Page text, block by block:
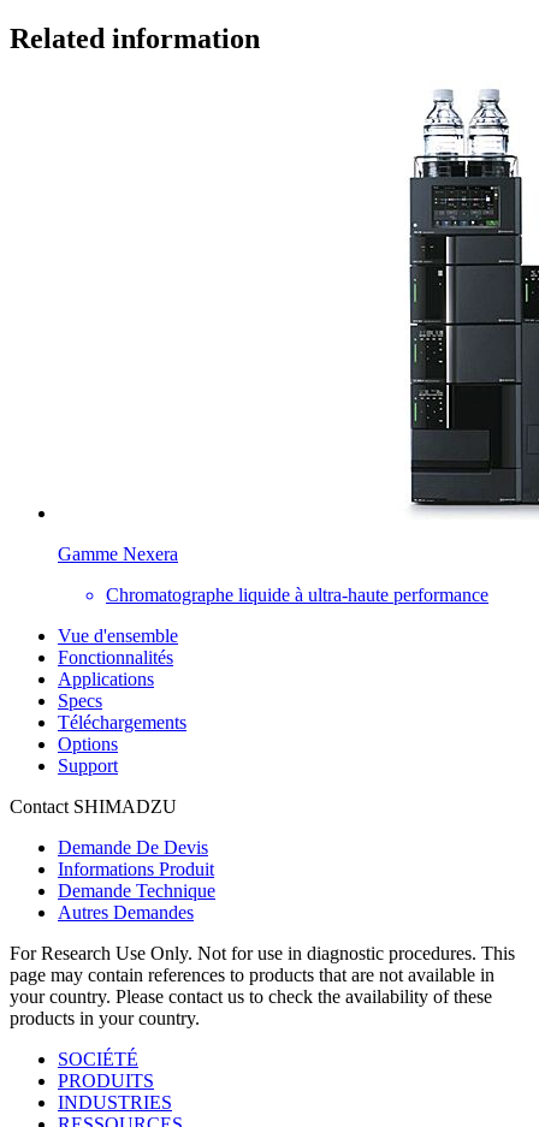
Related information
Gamme Nexera
Chromatographe liquide à ultra-haute performance
Vue d'ensemble
Fonctionnalités
Applications
Specs
Téléchargements
Options
Support
Contact SHIMADZU
Demande De Devis
Informations Produit
Demande Technique
Autres Demandes
For Research Use Only. Not for use in diagnostic procedures. This
page may contain references to products that are not available in
your country. Please contact us to check the availability of these
products in your country.
SOCIÉTÉ
PRODUITS
INDUSTRIES